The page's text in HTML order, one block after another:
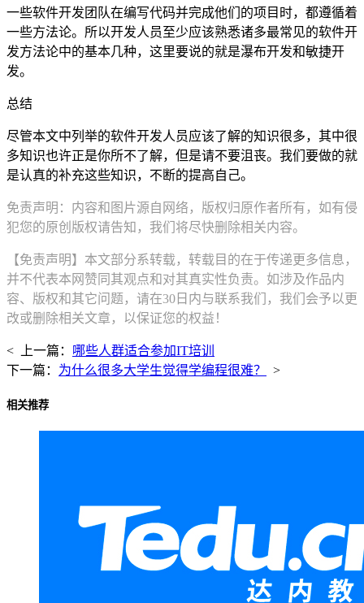
一些软件开发团队在编写代码并完成他们的项目时，都遵循着
一些方法论。所以开发人员至少应该熟悉诸多最常见的软件开
发方法论中的基本几种，这里要说的就是瀑布开发和敏捷开
发。
总结
尽管本文中列举的软件开发人员应该了解的知识很多，其中很
多知识也许正是你所不了解，但是请不要沮丧。我们要做的就
是认真的补充这些知识，不断的提高自己。
免责声明：内容和图片源自网络，版权归原作者所有，如有侵
犯您的原创版权请告知，我们将尽快删除相关内容。
【免责声明】本文部分系转载，转载目的在于传递更多信息，
并不代表本网赞同其观点和对其真实性负责。如涉及作品内
容、版权和其它问题，请在30日内与联系我们，我们会予以更
改或删除相关文章，以保证您的权益！
< 上一篇： 哪些人群适合参加IT培训
下一篇： 为什么很多大学生觉得学编程很难？ >
相关推荐